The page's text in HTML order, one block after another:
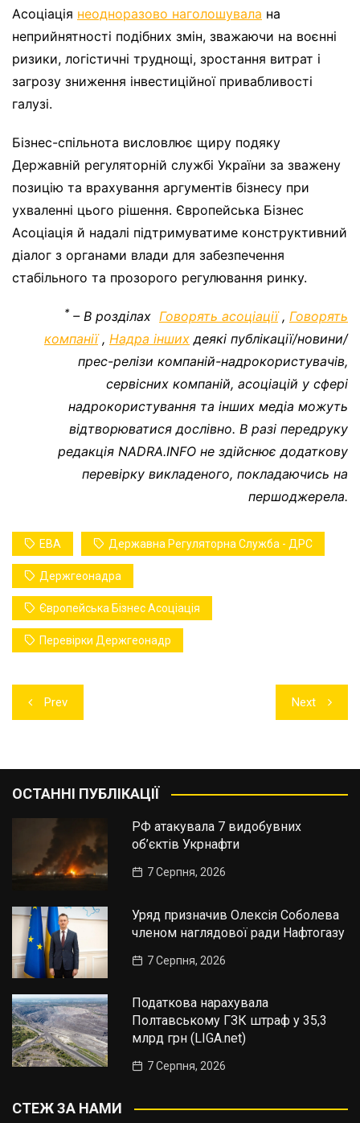
Асоціація неодноразово наголошувала на
неприйнятності подібних змін, зважаючи на воєнні
ризики, логістичні труднощі, зростання витрат і
загрозу зниження інвестиційної привабливості
галузі.
Бізнес-спільнота висловлює щиру подяку
Державній регуляторній службі України за зважену
позицію та врахування аргументів бізнесу при
ухваленні цього рішення. Європейська Бізнес
Асоціація й надалі підтримуватиме конструктивний
діалог з органами влади для забезпечення
стабільного та прозорого регулювання ринку.
* – В розділах Говорять асоціації, Говорять
компанії, Надра інших деякі публікації/новини/
прес-релізи компаній-надрокористувачів,
сервісних компаній, асоціацій у сфері
надрокористування та інших медіа можуть
відтворюватися дослівно. В разі передруку
редакція NADRA.INFO не здійснює додаткову
перевірку викладеного, покладаючись на
першоджерела.
EBA Державна Регуляторна Служба - ДРС
Держгеонадра
Європейська Бізнес Асоціація
Перевірки Держгеонадр
Навігація
записів
Prev Next
ОСТАННІ ПУБЛІКАЦІЇ
РФ атакувала 7 видобувних
об’єктів Укрнафти
7 Серпня, 2026
Уряд призначив Олексія Соболева
членом наглядової ради Нафтогазу
7 Серпня, 2026
Податкова нарахувала
Полтавському ГЗК штраф у 35,3
млрд грн (LIGA.net)
7 Серпня, 2026
СТЕЖ ЗА НАМИ